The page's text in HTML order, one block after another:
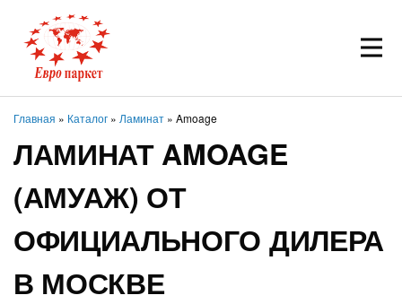
Главная » Каталог » Ламинат » Amoage
ЛАМИНАТ AMOAGE
(АМУАЖ) ОТ
ОФИЦИАЛЬНОГО ДИЛЕРА
В МОСКВЕ